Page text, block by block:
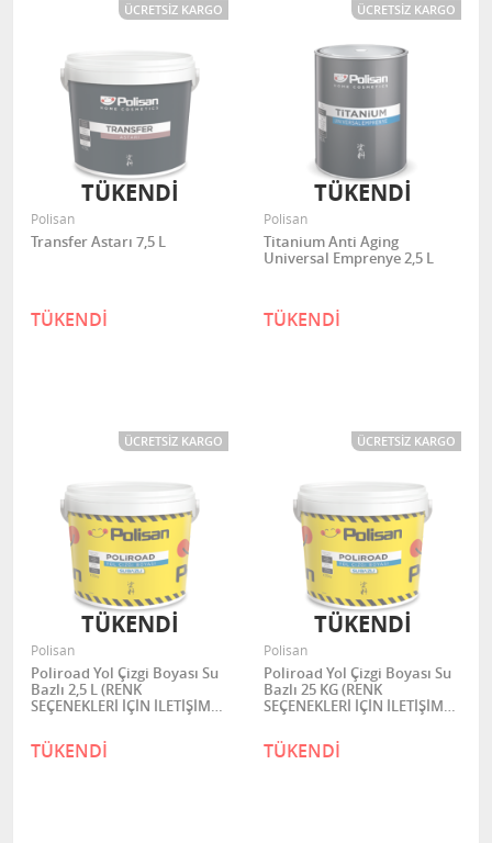
ÜCRETSIZ KARGO
Polisan
Transfer Astarı 7,5 L
TÜKENDİ
TÜKENDİ
ÜCRETSIZ KARGO
Polisan
Titanium Anti Aging
Universal Emprenye 2,5 L
TÜKENDİ
TÜKENDİ
ÜCRETSIZ KARGO
Polisan
Poliroad Yol Çizgi Boyası Su
Bazlı 2,5 L (RENK
SEÇENEKLERİ İÇİN İLETİŞİME
TÜKENDİ
TÜKENDİ
ÜCRETSIZ KARGO
Polisan
Poliroad Yol Çizgi Boyası Su
Bazlı 25 KG (RENK
SEÇENEKLERİ İÇİN İLETİŞİME
TÜKENDİ
TÜKENDİ